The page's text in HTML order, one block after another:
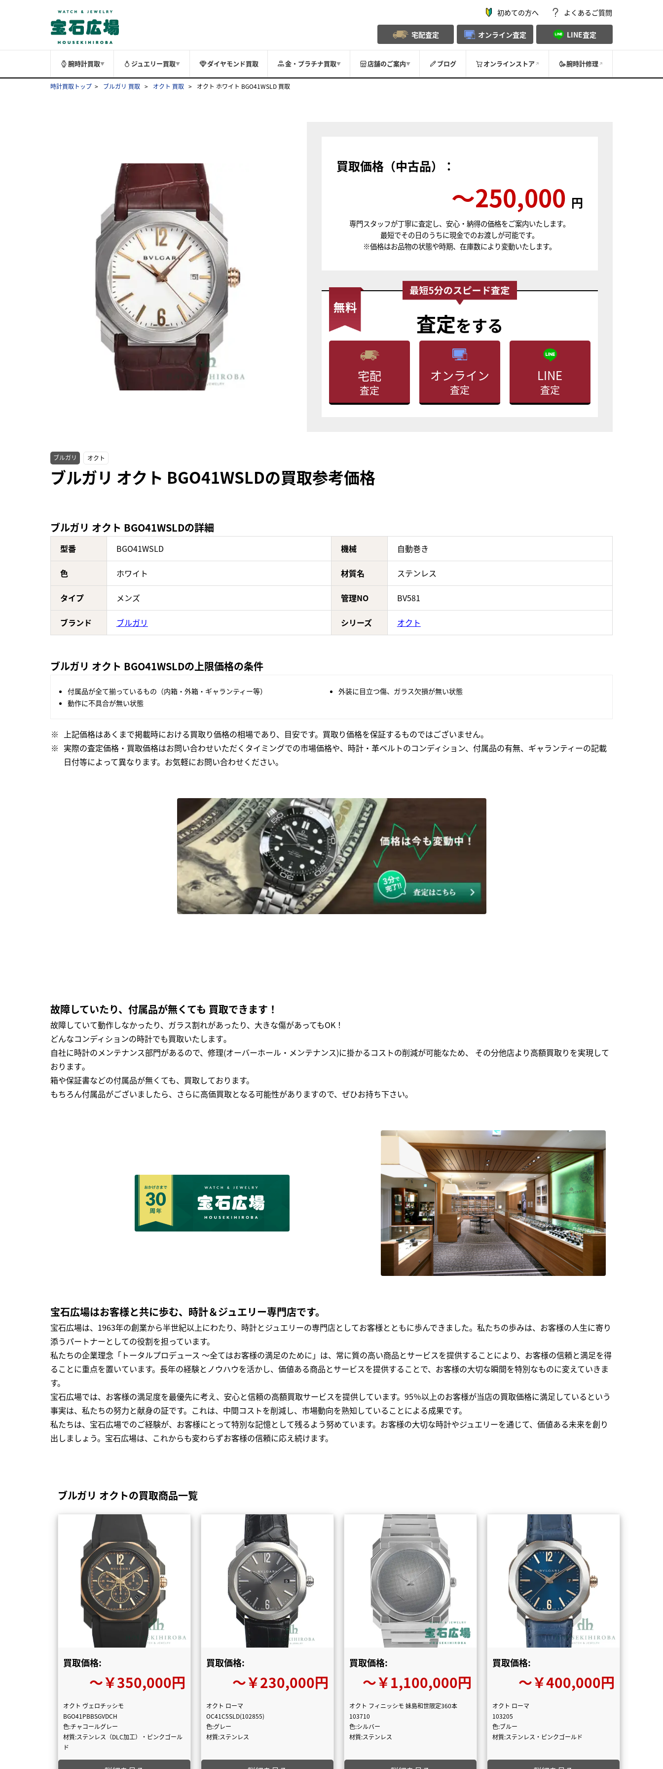
初めての方へ よくあるご質問
宅配査定 オンライン査定 LINE査定
腕時計買取▼ ジュエリー買取▼ ダイヤモンド買取 金・プラチナ買取▼ 店舗のご案内▼ ブログ オンラインストア 腕時計修理
時計買取トップ ブルガリ 買取 オクト 買取 オクト ホワイト BGO41WSLD 買取
買取価格（中古品）：
〜250,000 円
専門スタッフが丁寧に査定し、安心・納得の価格をご案内いたします。
最短でその日のうちに現金でのお渡しが可能です。
※価格はお品物の状態や時期、在庫数により変動いたします。
査定をする
宅配
査定
オンライン
査定
LINE
査定
ブルガリ オクト
ブルガリ オクト BGO41WSLDの買取参考価格
ブルガリ オクト BGO41WSLDの詳細
型番 BGO41WSLD 機械 自動巻き
色 ホワイト 材質名 ステンレス
タイプ メンズ 管理NO BV581
ブランド ブルガリ シリーズ オクト
ブルガリ オクト BGO41WSLDの上限価格の条件
付属品が全て揃っているもの（内箱・外箱・ギャランティー等）
外装に目立つ傷、ガラス欠損が無い状態
動作に不具合が無い状態
上記価格はあくまで掲載時における買取り価格の相場であり、目安です。買取り価格を保証するものではございません。
実際の査定価格・買取価格はお問い合わせいただくタイミングでの市場価格や、時計・革ベルトのコンディション、付属品の有無、ギャランティーの記載
日付等によって異なります。お気軽にお問い合わせください。
故障していたり、付属品が無くても 買取できます！
故障していて動作しなかったり、ガラス割れがあったり、大きな傷があってもOK！
どんなコンディションの時計でも買取いたします｡
自社に時計のメンテナンス部門があるので、修理(オーバーホール・メンテナンス)に掛かるコストの削減が可能なため、 その分他店より高額買取りを実現して
おります｡
箱や保証書などの付属品が無くても、買取しております。
もちろん付属品がございましたら、さらに高価買取となる可能性がありますので、ぜひお持ち下さい｡
宝石広場はお客様と共に歩む、時計＆ジュエリー専門店です。
宝石広場は、1963年の創業から半世紀以上にわたり、時計とジュエリーの専門店としてお客様とともに歩んできました。私たちの歩みは、お客様の人生に寄り
添うパートナーとしての役割を担っています。
私たちの企業理念「トータルプロデュース ～全てはお客様の満足のために」は、常に質の高い商品とサービスを提供することにより、お客様の信頼と満足を得
ることに重点を置いています。長年の経験とノウハウを活かし、価値ある商品とサービスを提供することで、お客様の大切な瞬間を特別なものに変えていきま
す。
宝石広場では、お客様の満足度を最優先に考え、安心と信頼の高額買取サービスを提供しています。95％以上のお客様が当店の買取価格に満足しているという
事実は、私たちの努力と献身の証です。これは、中間コストを削減し、市場動向を熟知していることによる成果です。
私たちは、宝石広場でのご経験が、お客様にとって特別な記憶として残るよう努めています。お客様の大切な時計やジュエリーを通じて、価値ある未来を創り
出しましょう。宝石広場は、これからも変わらずお客様の信頼に応え続けます。
ブルガリ オクトの買取商品一覧
買取価格:
〜￥350,000円
オクト ヴェロチッシモ
BGO41PBBSGVDCH
色:チャコールグレー
材質:ステンレス（DLC加工）・ピンクゴール
ド
買取価格:
〜￥230,000円
オクト ローマ
OC41C5SLD(102855)
色:グレー
材質:ステンレス
買取価格:
〜￥1,100,000円
オクト フィニッシモ 妹島和世限定360本
103710
色:シルバー
材質:ステンレス
買取価格:
〜￥400,000円
オクト ローマ
103205
色:ブルー
材質:ステンレス・ピンクゴールド